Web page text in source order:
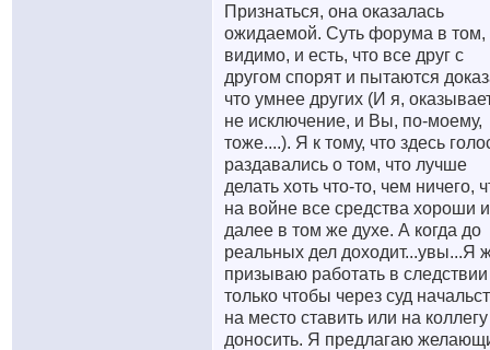
Признаться, она оказалась
ожидаемой. Суть форума в том,
видимо, и есть, что все друг с
другом спорят и пытаются
что умнее других (И я,
не исключение, и Вы, по-моему,
тоже....). Я к тому, что здесь
раздавались о том, что лучше
делать хоть что-то, чем ничего,
на войне все средства хороши и
далее в том же духе. А когда до
реальных дел доходит...увы...Я
призываю работать в следствии
только чтобы через суд
на место ставить или на коллегу
доносить. Я предлагаю